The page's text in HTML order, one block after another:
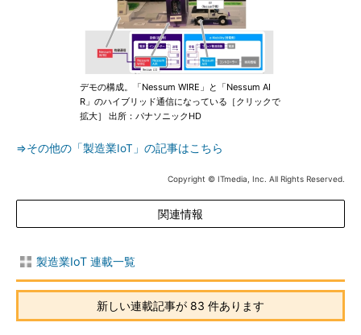
デモの構成。「Nessum WIRE」と「Nessum AI
R」のハイブリッド通信になっている［クリックで
拡大］ 出所：パナソニックHD
⇒その他の「製造業IoT」の記事はこちら
Copyright © ITmedia, Inc. All Rights Reserved.
関連情報
製造業IoT 連載一覧
新しい連載記事が 83 件あります